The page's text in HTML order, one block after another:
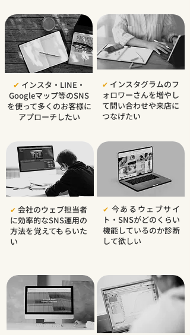
✔︎ インスタ・LINE・
Googleマップ等のSNS
を使って多くのお客様に
アプローチしたい
✔︎ インスタグラムのフ
ォロワーさんを増やし
て問い合わせや来店に
つなげたい
✔︎ 会社のウェブ担当者
に効率的なSNS運用の
方法を覚えてもらいた
い
✔︎ 今あるウェブサイ
ト・SNSがどのくらい
機能しているのか診断
して欲しい